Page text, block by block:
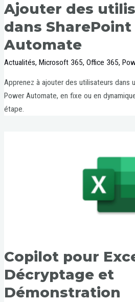
Ajouter des
dans SharePoint
Automate
Actualités,Microsoft 365,Office 365,
Apprenez à ajouter des utilisateurs dans
Power Automate, en fixe ou en
étape.
Copilot pour
Décryptage et
Démonstration